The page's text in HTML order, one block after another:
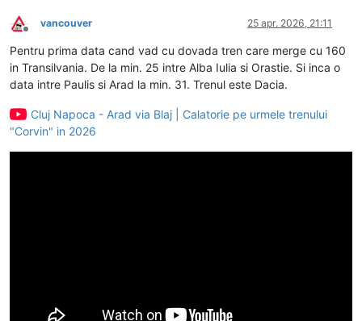
Deconectat
vancouver 25 apr. 2026, 21:11
Pentru prima data cand vad cu dovada tren care merge cu 160
in Transilvania. De la min. 25 intre Alba Iulia si Orastie. Si inca o
data intre Paulis si Arad la min. 31. Trenul este Dacia.
Cluj Napoca - Arad via Blaj | Calatorie pe urmele trenului
"Corvin" in 2026